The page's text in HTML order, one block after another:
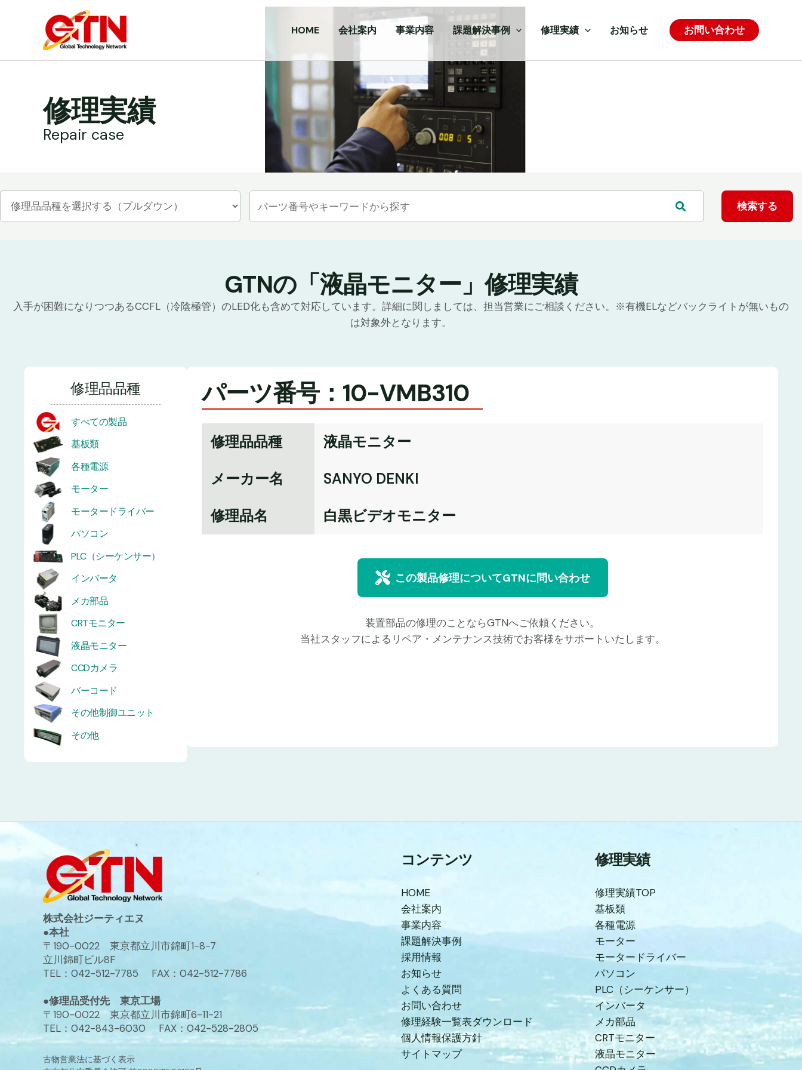
HOME 会社案内 事業内容 課題解決事例 修理実績 お知らせ お問い合わせ
修理実績
Repair case
GTNの「液晶モニター」修理実績
入手が困難になりつつあるCCFL（冷陰極管）のLED化も含めて対応しています。詳細に関しましては、担当営業にご相談ください。※有機ELなどバックライトが無いもの
は対象外となります。
修理品品種
すべての製品
基板類
各種電源
モーター
モータードライバー
パソコン
PLC（シーケンサー）
インバータ
メカ部品
CRTモニター
液晶モニター
CCDカメラ
バーコード
その他制御ユニット
その他
パーツ番号：10-VMB310
修理品品種
液晶モニター
メーカー名
SANYO DENKI
修理品名
白黒ビデオモニター
この製品修理についてGTNに問い合わせ
装置部品の修理のことならGTNへご依頼ください。
当社スタッフによるリペア・メンテナンス技術でお客様をサポートいたします。
株式会社ジーティエヌ
●本社
〒190-0022 東京都立川市錦町1-8-7
立川錦町ビル8F
TEL：042-512-7785 FAX：042-512-7786
●修理品受付先 東京工場
〒190-0022 東京都立川市錦町6-11-21
TEL：042-843-6030 FAX：042-528-2805
古物営業法に基づく表示
コンテンツ
HOME
会社案内
事業内容
課題解決事例
採用情報
お知らせ
よくある質問
お問い合わせ
修理経験一覧表ダウンロード
個人情報保護方針
サイトマップ
修理実績
修理実績TOP
基板類
各種電源
モーター
モータードライバー
パソコン
PLC（シーケンサー）
インバータ
メカ部品
CRTモニター
液晶モニター